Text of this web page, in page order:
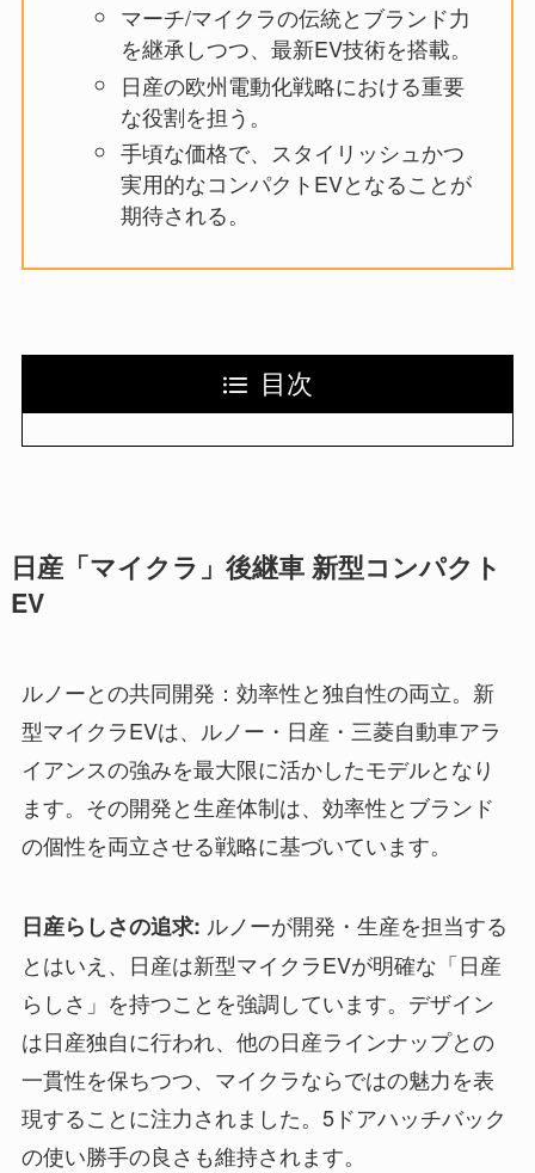
マーチ/マイクラの伝統とブランド力
を継承しつつ、最新EV技術を搭載。
日産の欧州電動化戦略における重要
な役割を担う。
手頃な価格で、スタイリッシュかつ
実用的なコンパクトEVとなることが
期待される。
目次
日産「マイクラ」後継車 新型コンパクト
EV
ルノーとの共同開発：効率性と独自性の両立。新
型マイクラEVは、ルノー・日産・三菱自動車アラ
イアンスの強みを最大限に活かしたモデルとなり
ます。その開発と生産体制は、効率性とブランド
の個性を両立させる戦略に基づいています。
日産らしさの追求: ルノーが開発・生産を担当する
とはいえ、日産は新型マイクラEVが明確な「日産
らしさ」を持つことを強調しています。デザイン
は日産独自に行われ、他の日産ラインナップとの
一貫性を保ちつつ、マイクラならではの魅力を表
現することに注力されました。5ドアハッチバック
の使い勝手の良さも維持されます。